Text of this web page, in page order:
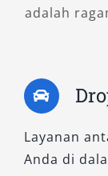
5. New
standar.
lengkap,
dan desain
adalah
Layanan
Anda di